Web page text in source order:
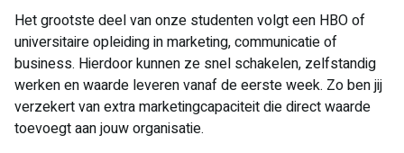
Het grootste deel van onze studenten volgt een HBO of
universitaire opleiding in marketing, communicatie of
business. Hierdoor kunnen ze snel schakelen, zelfstandig
werken en waarde leveren vanaf de eerste week. Zo ben jij
verzekert van extra marketingcapaciteit die direct waarde
toevoegt aan jouw organisatie.